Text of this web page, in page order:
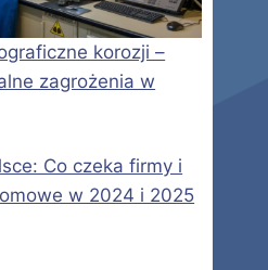
korozji –
zagrożenia w
Co czeka firmy i
w 2024 i 2025